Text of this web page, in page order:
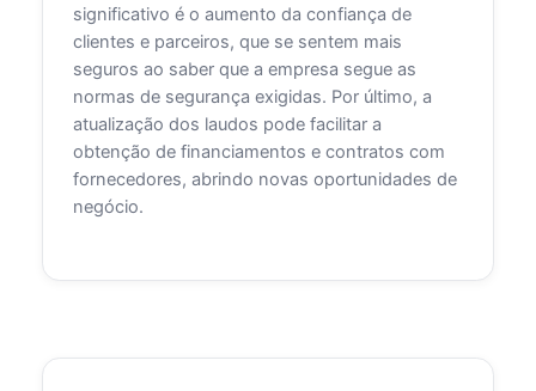
significativo é o aumento da confiança de
clientes e parceiros, que se sentem mais
seguros ao saber que a empresa segue as
normas de segurança exigidas. Por último, a
atualização dos laudos pode facilitar a
obtenção de financiamentos e contratos com
fornecedores, abrindo novas oportunidades de
negócio.